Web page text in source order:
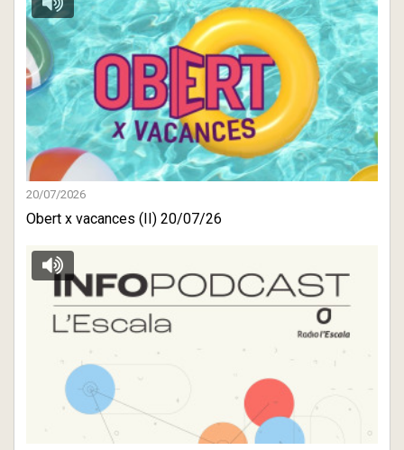
20/07/2026
Obert x vacances (II) 20/07/26